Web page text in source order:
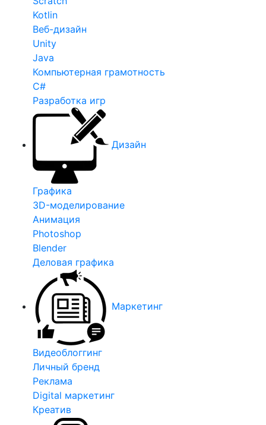
Kotlin
Веб-дизайн
Unity
Java
Компьютерная грамотность
C#
Разработка игр
Дизайн
Графика
3D-моделирование
Анимация
Photoshop
Blender
Деловая графика
Маркетинг
Видеоблоггинг
Личный бренд
Реклама
Digital маркетинг
Креатив